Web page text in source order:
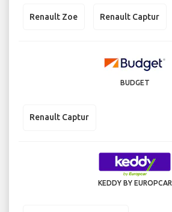
Renault Zoe Renault Captur
BUDGET
Renault Captur
KEDDY BY EUROPCAR